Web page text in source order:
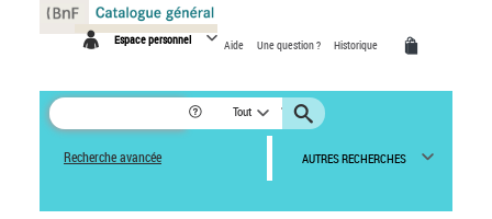
Espace personnel Aide Une question ? Historique
Tout
Recherche avancée AUTRES RECHERCHES
Panneau de gestion des cookies